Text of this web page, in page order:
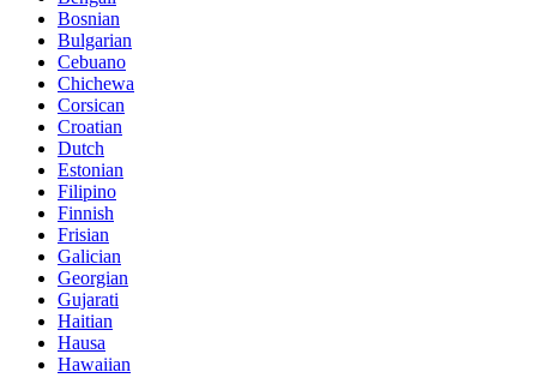
Bosnian
Bulgarian
Cebuano
Chichewa
Corsican
Croatian
Dutch
Estonian
Filipino
Finnish
Frisian
Galician
Georgian
Gujarati
Haitian
Hausa
Hawaiian